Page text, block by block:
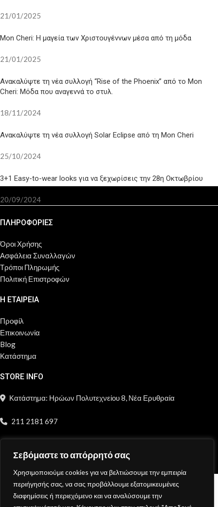
Σεβόμαστε το απόρρητό σας
Χρησιμοποιούμε cookies για να βελτιώσουμε την εμπειρία
περιήγησής σας, να σας προβάλλουμε εξατομικευμένες
διαφημίσεις ή περιεχόμενο και να αναλύσουμε την
21/01/2025
Mon Cheri: Η μαγεία των Χριστουγέννων μέσα από τη μόδα
21/01/2025
Ανακαλύψτε τη νέα συλλογή “Rise of the Phoenix” από το Mon
Cheri: Μόδα που αναγεννά το στυλ.
18/11/2024
Ανακαλύψτε τη νέα συλλογή Solar Eclipse από τη Mon Cheri
25/10/2024
3+1 Easy-to-wear looks για να ξεχωρίσεις την 28η Οκτωβρίου
20/09/2024
ΠΛΗΡΟΦΟΡΙΕΣ
Όροι Χρήσης
Ασφάλεια Συναλλαγών
Τρόποι Πληρωμής
Πολιτική Επιστροφών
Η ΕΤΑΙΡΕΙΑ
Προφίλ
Επικοινωνία
Blog
Κατάστημα
STORE INFO
Κατάστημα: Ηρώων Πολυτεχνείου 8, Νέα Ερυθραία
211 2181 697
Copyright © 2026 Mon Cheri / All rights reserved / Made with
{DE.CO.DE}